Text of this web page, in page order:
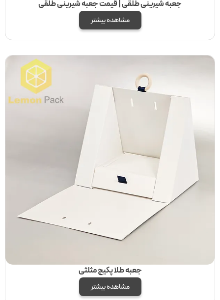
جعبه شیرینی طلقی | قیمت جعبه شیرینی طلقی
مشاهده بیشتر
جعبه طلا پکیج مثلثی
مشاهده بیشتر